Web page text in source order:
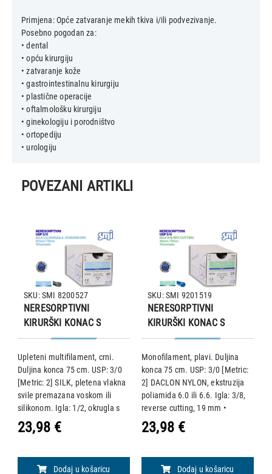
Primjena: Opće zatvaranje mekih tkiva i/ili podvezivanje.
Posebno pogodan za:
• dental
• opću kirurgiju
• zatvaranje kože
• gastrointestinalnu kirurgiju
• plastične operacije
• oftalmološku kirurgiju
• ginekologiju i porodništvo
• ortopediju
POVEZANI ARTIKLI
NERESORPTIVNI
KIRURŠKI KONAC S
IGLOM, SILK, USP 3/0,
IGLA 1/2, okrugla –
konusni vrh s reznim
bridovima, 27 mm/75
cm, pakiranje od 12
komada
Upleteni multifilament, crni.
Duljina konca 75 cm. USP: 3/0
[Metric: 2] SILK, pletena vlakna
svile premazana voskom ili
silikonom. Igla: 1/2, okrugla s
konusnim vrhom s reznim
bridovima, 27 mm • Apsorpcija -
upalnu re
SKU: SMI 8200527
23,98 €
Dodaj u košaricu
NERESORPTIVNI
KIRURŠKI KONAC S
IGLOM, DACLON NYLON,
USP 3/0, IGLA 3/8,
reverse cutting, 19
mm/75 cm, pakiranje od
12 komada
Monofilament, plavi. Duljina
konca 75 cm. USP: 3/0 [Metric:
2] DACLON NYLON, ekstruzija
poliamida 6.0 ili 6.6. Igla: 3/8,
reverse cutting, 19 mm •
Neresorptivni, postupno
kapsuliran vezivnim tkivom.
godišnje zbog pu
SKU: SMI 9201519
23,98 €
Dodaj u košaricu